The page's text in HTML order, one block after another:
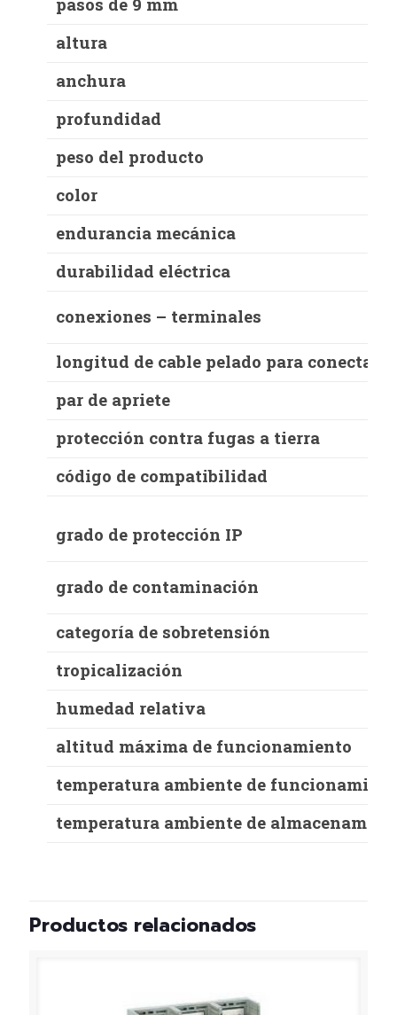
altura
anchura
profundidad
peso del producto
color
endurancia mecánica
durabilidad eléctrica
conexiones – terminales
longitud de cable pelado para conectar
par de apriete
protección contra fugas a tierra
código de compatibilidad
grado de protección IP
grado de contaminación
categoría de sobretensión
tropicalización
humedad relativa
altitud máxima de funcionamiento
temperatura ambiente de
temperatura ambiente de
Productos relacionados